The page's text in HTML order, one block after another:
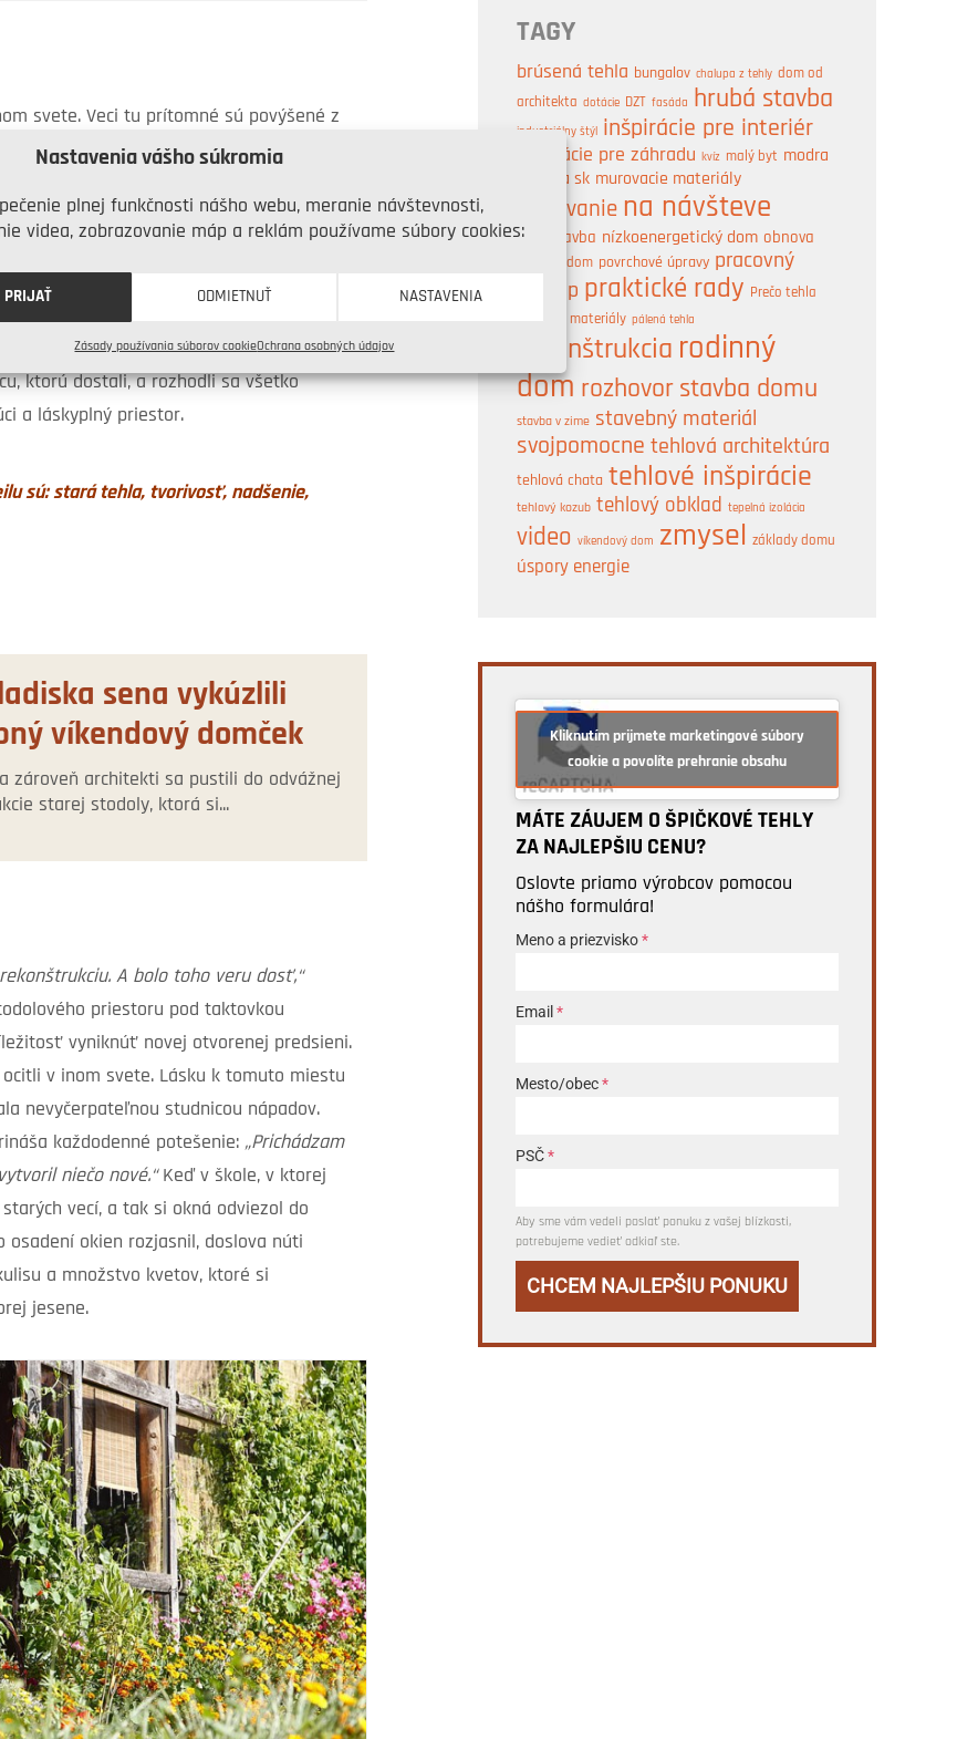
Nastavenia vášho súkromia
plnej funkčnosti nášho webu, meranie návštevnosti,
videa, zobrazovanie máp a reklám používame súbory cookies:
PRIJAŤ ODMIETNUŤ NASTAVENIA
Zásady používania súborov cookieOchrana osobných údajov
svete. Veci tu prítomné sú povýšené z
takto stretávajú rôzne generácie. Maroš
život. Špecializuje sa na všetko, čo už iní
vo veciach, ktoré mu sem nosia známi,
niekoľko desiatok kilometrov. Maroš sa
s Emilom oklamali dokonca samotnú
ich tajný život a históriu spätne
inom – novom svetle, i keď tajomno si
ktorú dostali, a rozhodli sa všetko
a láskyplný priestor.
sú: stará tehla, tvorivosť, nadšenie,
sena vykúzlili
víkendový domček
zároveň architekti sa pustili do odvážnej
starej stodoly, ktorá si...
A bolo toho veru dosť,“
priestoru pod taktovkou
vyniknúť novej otvorenej predsieni.
v inom svete. Lásku k tomuto miestu
nevyčerpateľnou studnicou nápadov.
každodenné potešenie: „Prichádzam
niečo nové.“Keď v škole, v ktorej
vecí, a tak si okná odviezol do
okien rozjasnil, doslova núti
a množstvo kvetov, ktoré si
jesene.
TAGY
brúsená tehla bungalov chalupa z tehly dom od
architekta dotácie DZT fasáda hrubá stavba
industriálny štýl inšpirácie pre interiér
inšpirácie pre záhradu kvíz malý byt modra
strecha sk murovacie materiály
murovanie na návšteve
novostavba nízkoenergetický dom obnova
pasívny dom povrchové úpravy pracovný
postup praktické rady Prečo tehla
prírodné materiály pálená tehla
rekonštrukcia rodinný
dom rozhovor stavba domu
stavba v zime stavebný materiál
svojpomocne tehlová architektúra
tehlová chata tehlové inšpirácie
tehlový kozub tehlový obklad tepelná izolácia
video víkendový dom zmysel základy domu
úspory energie
Kliknutím prijmete marketingové súbory
cookie a povolíte prehranie obsahu
MÁTE ZÁUJEM O ŠPIČKOVÉ TEHLY
ZA NAJLEPŠIU CENU?
Oslovte priamo výrobcov pomocou
nášho formulára!
Meno a priezvisko*
Email *
Mesto/obec*
PSČ*
Aby sme vám vedeli poslať ponuku z vašej blízkosti,
potrebujeme vedieť odkiaľ ste.
CHCEM NAJLEPŠIU PONUKU